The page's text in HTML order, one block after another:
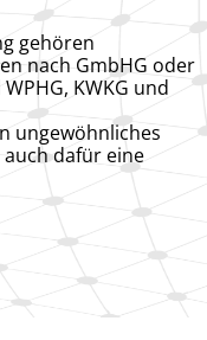
gehören
nach GmbHG oder
KWKG und
ungewöhnliches
auch dafür eine